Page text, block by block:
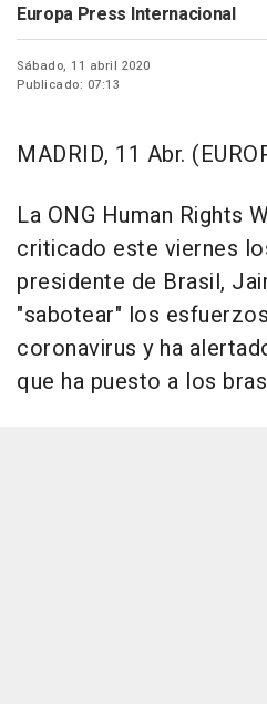
Europa Press Internacional
Sábado, 11 abril 2020
Publicado: 07:13
MADRID, 11 Abr.
La ONG Human Rights
criticado este viernes
presidente de Brasil,
"sabotear" los
coronavirus y ha
que ha puesto a los